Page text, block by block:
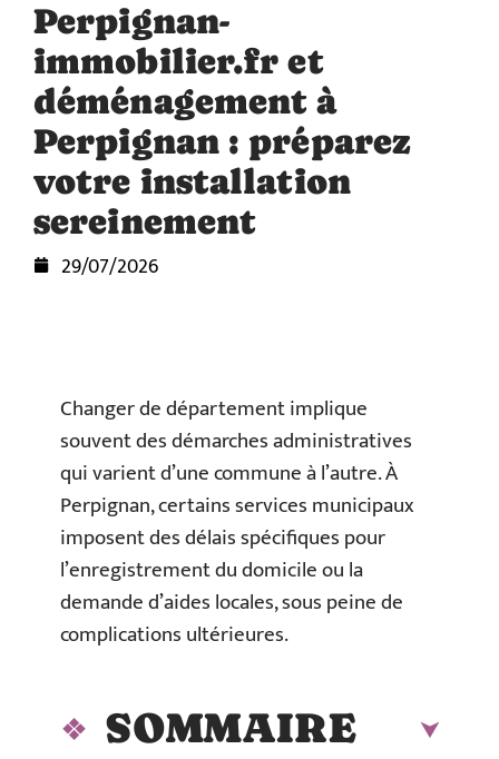
Perpignan-
immobilier.fr et
déménagement à
Perpignan : préparez
votre installation
sereinement
29/07/2026
Changer de département implique
souvent des démarches administratives
qui varient d’une commune à l’autre. À
Perpignan, certains services municipaux
imposent des délais spécifiques pour
l’enregistrement du domicile ou la
demande d’aides locales, sous peine de
complications ultérieures.
SOMMAIRE